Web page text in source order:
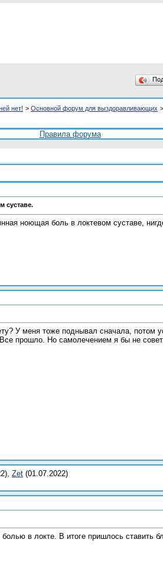
нет! > Основной форум для выздоравливающих >
Правила форума
суставе.
ноющая боль в локтевом суставе,
У меня тоже поднывал сначала, потом
прошло. Но самолечением я бы не
Zet (01.07.2022)
в локте. В итоге пришлось ставить